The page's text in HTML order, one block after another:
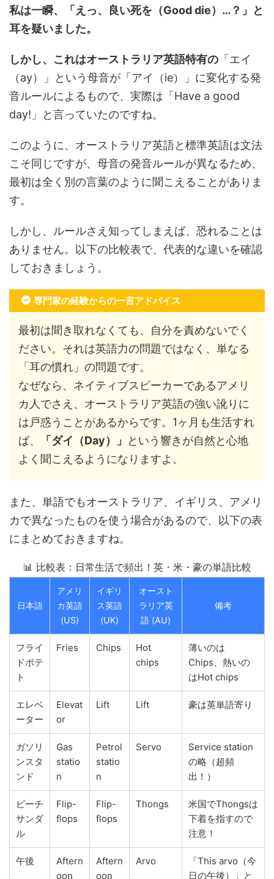
私は一瞬、「えっ、良い死を（Good die）…？」と
耳を疑いました。
しかし、これはオーストラリア英語特有の 「エイ
（ay）」という母音が「アイ（ie）」に変化する発
音ルールによるもので、実際は「Have a good
day!」と言っていたのですね。
このように、オーストラリア英語と標準英語は文法
こそ同じですが、母音の発音ルールが異なるため、
最初は全く別の言葉のように聞こえることがありま
す。
しかし、ルールさえ知ってしまえば、恐れることは
ありません。以下の比較表で、代表的な違いを確認
しておきましょう。
専門家の経験からの一言アドバイス
最初は聞き取れなくても、自分を責めないでく
ださい。それは英語力の問題ではなく、単なる
「耳の慣れ」の問題です。
なぜなら、ネイティブスピーカーであるアメリ
カ人でさえ、オーストラリア英語の強い訛りに
は戸惑うことがあるからです。1ヶ月も生活すれ
ば、
「ダイ（Day）」
という響きが自然と心地
よく聞こえるようになりますよ。
また、単語でもオーストラリア、イギリス、アメリ
カで異なったものを使う場合があるので、以下の表
にまとめておきますね。
📊 比較表：日常生活で頻出！英・米・豪の単語比較
日本語
アメリ
カ英語
(US)
イギリ
ス英語
(UK)
オースト
ラリア英
語 (AU)
備考
フライ
ドポテ
ト
Fries Chips
Hot
chips
薄いのは
Chips、熱いの
はHot chips
エレベ
ーター
Elevat
or
Lift Lift 豪は英単語寄り
ガソリ
ンスタ
ンド
Gas
statio
n
Petrol
statio
n
Servo
Service station
の略（超頻
出！）
ビーチ
サンダ
ル
Flip-
flops
Flip-
flops
Thongs
米国でThongsは
下着を指すので
注意！
午後
Aftern
oon
Aftern
oon
Arvo
「This arvo（今
日の午後）」と